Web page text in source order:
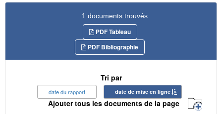
1 documents trouvés
PDF Tableau
PDF Bibliographie
Tri par
date du rapport date de mise en ligne
Ajouter tous les documents de la page